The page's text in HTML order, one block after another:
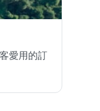
愛用的訂